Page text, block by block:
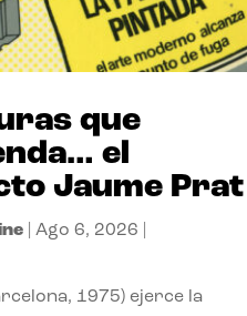
que
el
Jaume Prat
|Ago 6, 2026
1975) ejerce la